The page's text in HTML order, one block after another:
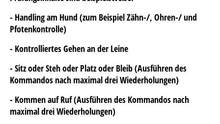
- Handling am Hund (zum Beispiel Zähn-/, Ohren-/ und
Pfotenkontrolle)
- Kontrolliertes Gehen an der Leine
- Sitz oder Steh oder Platz oder Bleib (Ausführen des
Kommandos nach maximal drei Wiederholungen)
- Kommen auf Ruf (Ausführen des Kommandos nach
maximal drei Wiederholungen)